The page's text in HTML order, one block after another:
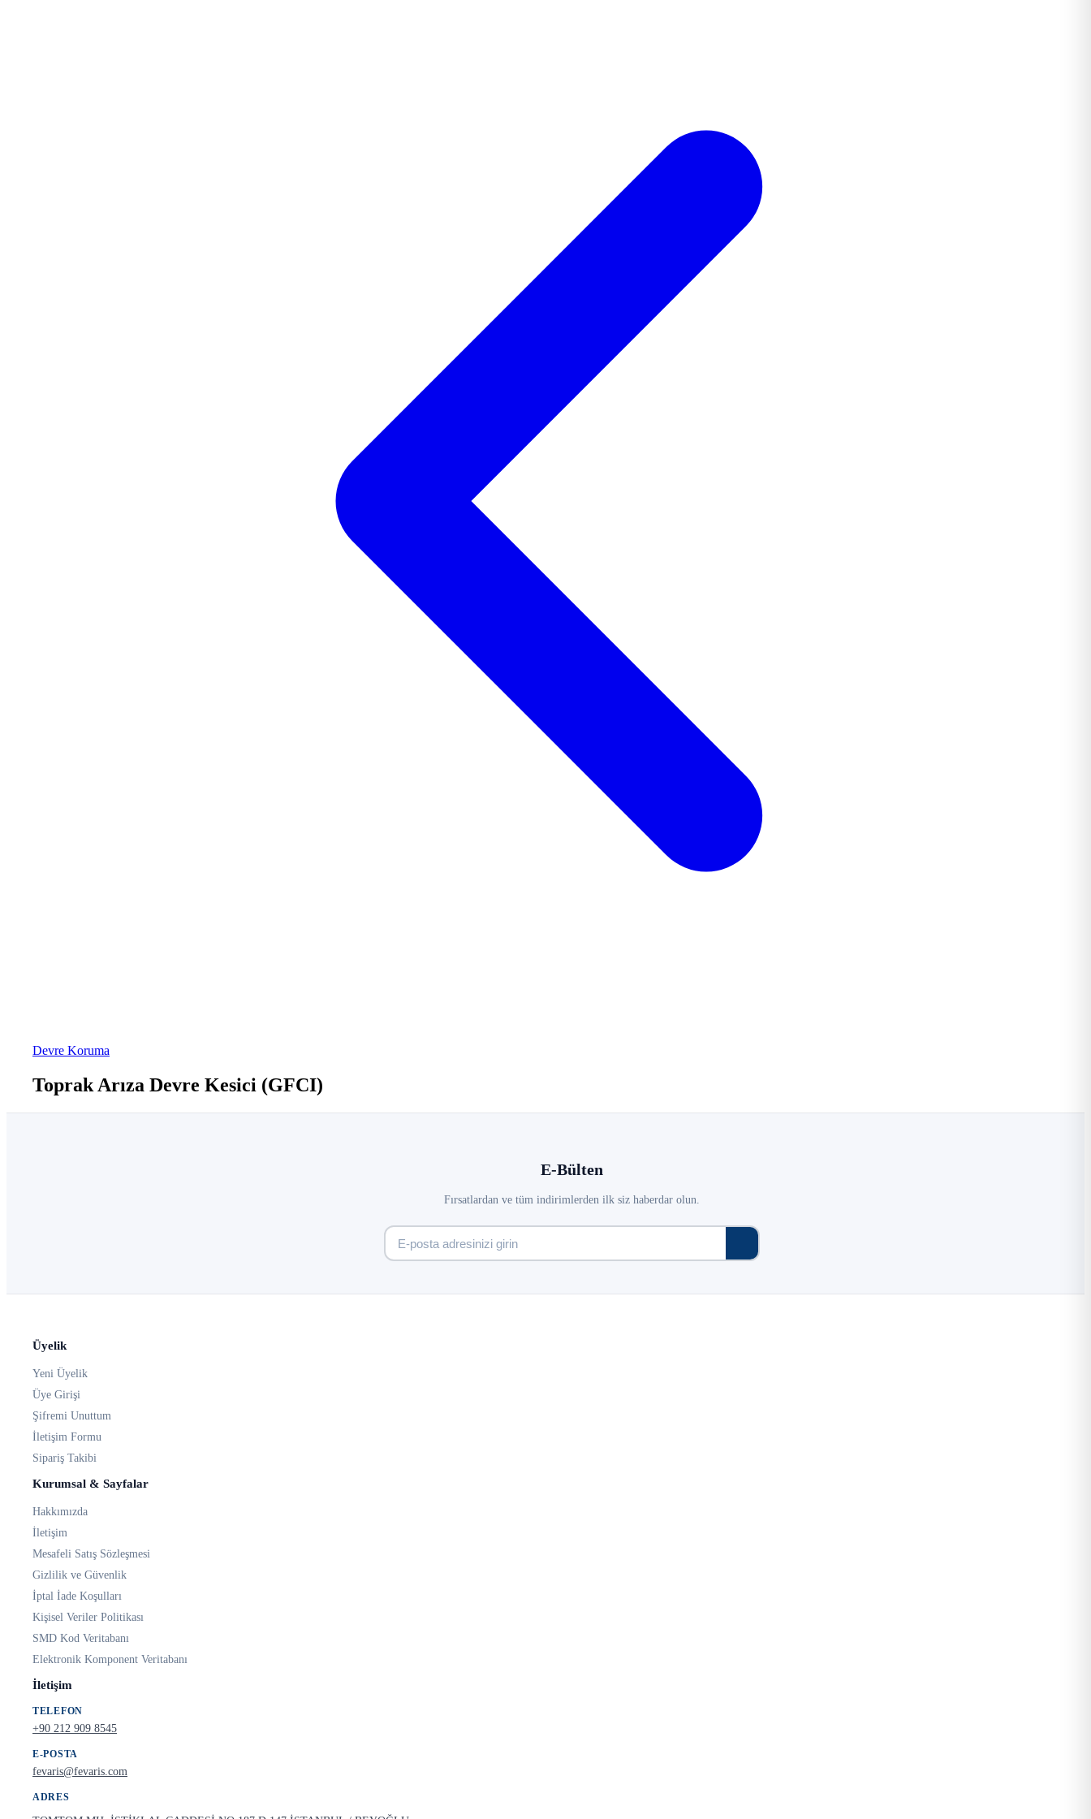
Devre Koruma
Toprak Arıza Devre Kesici (GFCI)
E-Bülten
Fırsatlardan ve tüm indirimlerden ilk siz haberdar olun.
Üyelik
Yeni Üyelik
Üye Girişi
Şifremi Unuttum
İletişim Formu
Sipariş Takibi
Kurumsal & Sayfalar
Hakkımızda
İletişim
Mesafeli Satış Sözleşmesi
Gizlilik ve Güvenlik
İptal İade Koşulları
Kişisel Veriler Politikası
SMD Kod Veritabanı
Elektronik Komponent Veritabanı
İletişim
TELEFON
+90 212 909 8545
E-POSTA
fevaris@fevaris.com
ADRES